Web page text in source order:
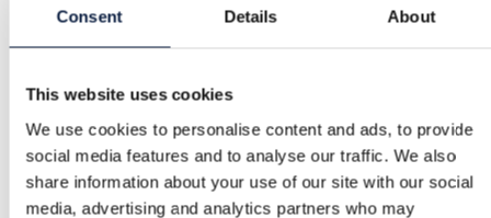
Consent Details About
This website uses cookies
We use cookies to personalise content and ads, to provide
social media features and to analyse our traffic. We also
share information about your use of our site with our social
media, advertising and analytics partners who may
Bezpieczna płatność
Środki są wstrzymane, dopóki nie potwierdzisz, że
Wsparcie
Szybka pomoc, kiedy jej potrzebujesz